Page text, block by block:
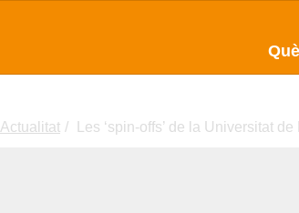
Actualitat Les ‘spin-offs’ de la Universitat